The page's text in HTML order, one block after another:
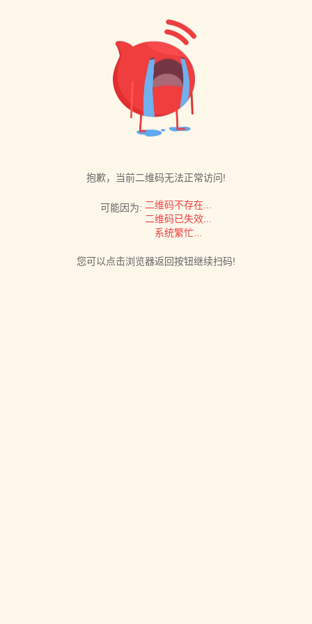
抱歉，当前二维码无法正常访问!
可能因为: 二维码不存在...
二维码已失效...
系统繁忙...
您可以点击浏览器返回按钮继续扫码!